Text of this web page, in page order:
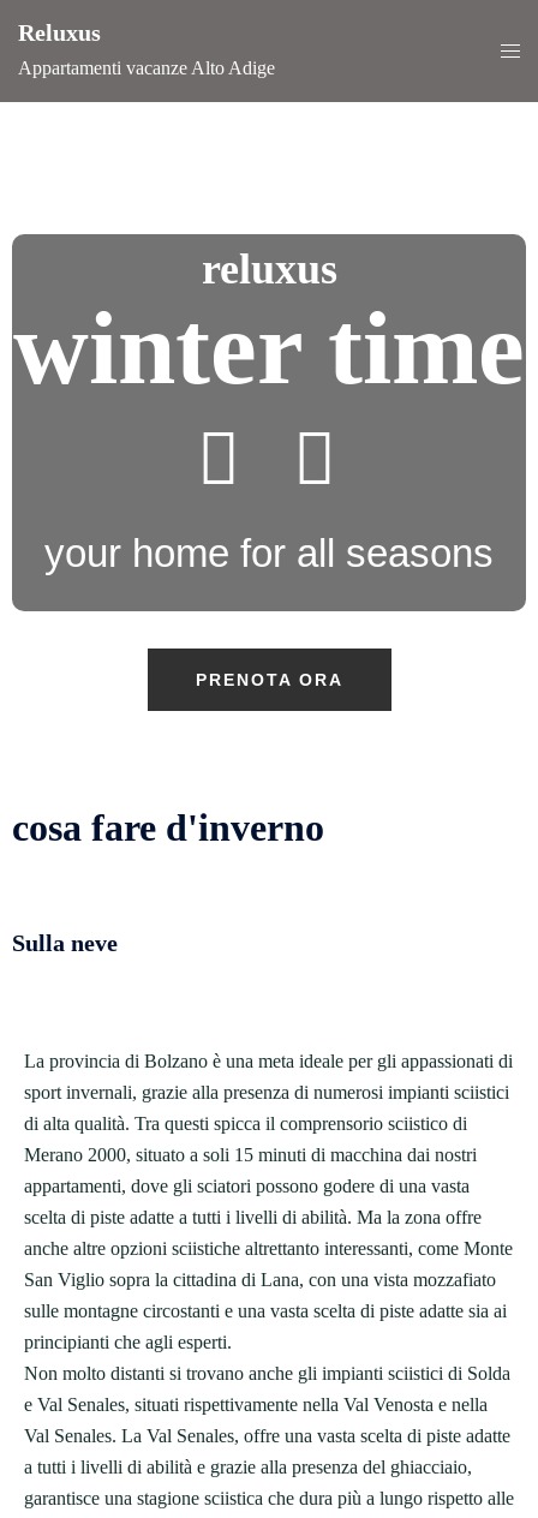
Reluxus
Appartamenti vacanze Alto Adige
reluxus
winter time
your home for all seasons
PRENOTA ORA
cosa fare d'inverno
Sulla neve
La provincia di Bolzano è una meta ideale per gli appassionati di
sport invernali, grazie alla presenza di numerosi impianti sciistici
di alta qualità. Tra questi spicca il comprensorio sciistico di
Merano 2000, situato a soli 15 minuti di macchina dai nostri
appartamenti, dove gli sciatori possono godere di una vasta
scelta di piste adatte a tutti i livelli di abilità. Ma la zona offre
anche altre opzioni sciistiche altrettanto interessanti, come Monte
San Viglio sopra la cittadina di Lana, con una vista mozzafiato
sulle montagne circostanti e una vasta scelta di piste adatte sia ai
principianti che agli esperti.
Non molto distanti si trovano anche gli impianti sciistici di Solda
e Val Senales, situati rispettivamente nella Val Venosta e nella
Val Senales. La Val Senales, offre una vasta scelta di piste adatte
a tutti i livelli di abilità e grazie alla presenza del ghiacciaio,
garantisce una stagione sciistica che dura più a lungo rispetto alle